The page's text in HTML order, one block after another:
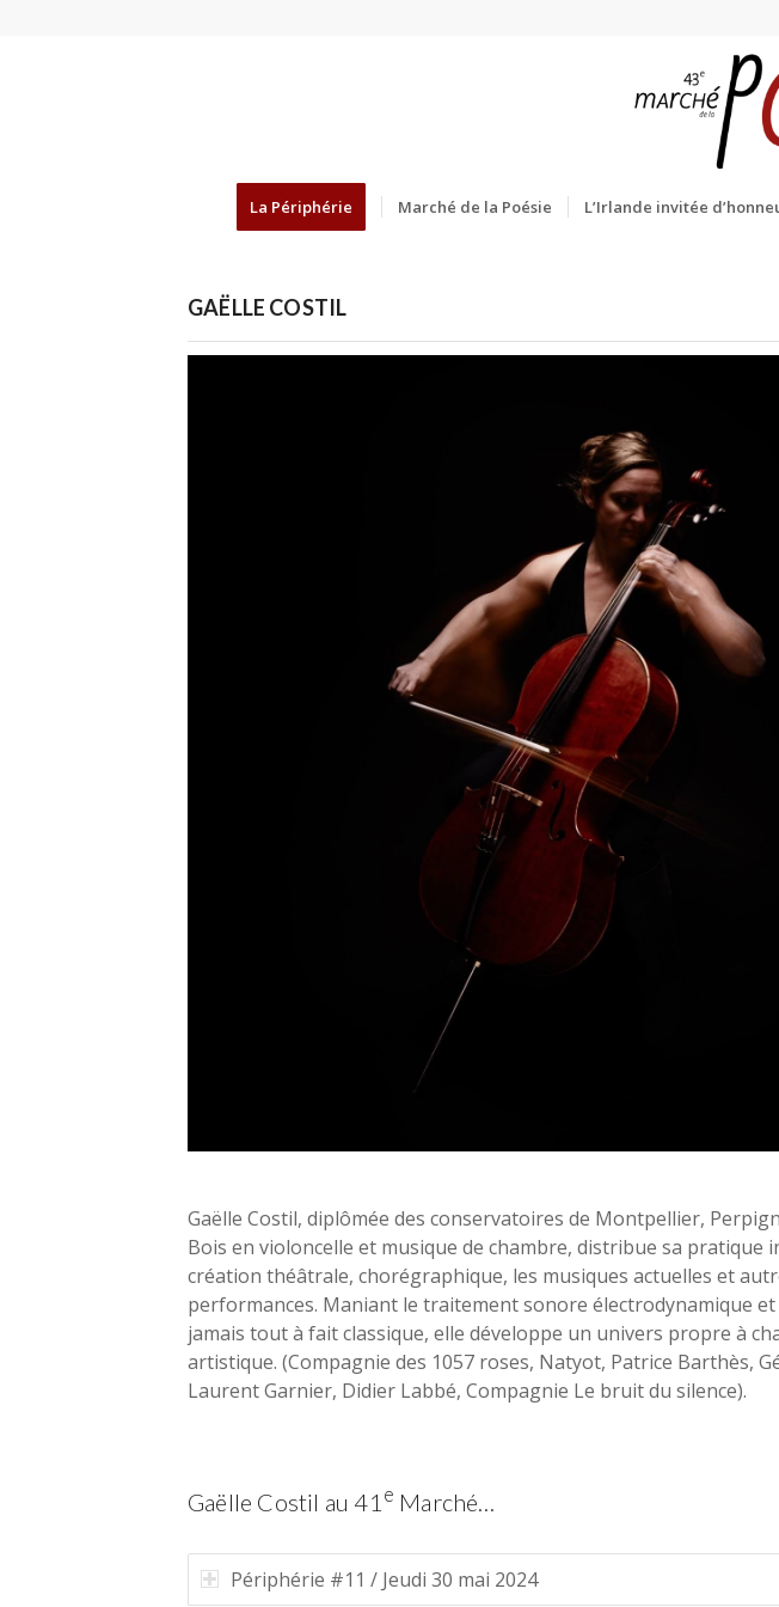
La Périphérie Marché de la Poésie L’Irlande invitée
GAËLLE COSTIL
Gaëlle Costil (D.R.)
Gaëlle Costil, diplômée des conservatoires de Montpellier,
Bois en violoncelle et musique de chambre, distribue sa pratique
création théâtrale, chorégraphique, les musiques actuelles et
performances. Maniant le traitement sonore électrodynamique
jamais tout à fait classique, elle développe un univers propre à
artistique. (Compagnie des 1057 roses, Natyot, Patrice Barthès,
Laurent Garnier, Didier Labbé, Compagnie Le bruit du silence).
Gaëlle Costil au 41 e Marché…
Périphérie #11 / Jeudi 30 mai 2024